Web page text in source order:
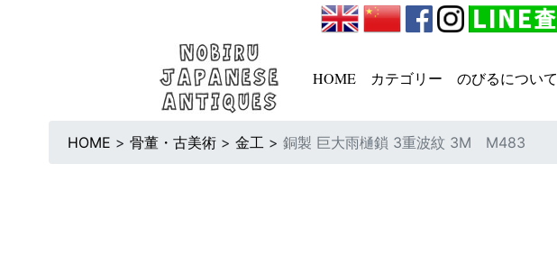
HOME カテゴリー のびるについて
HOME > 骨董・古美術 > 金工 > 銅製 巨大雨樋鎖 3重波紋 3M M483